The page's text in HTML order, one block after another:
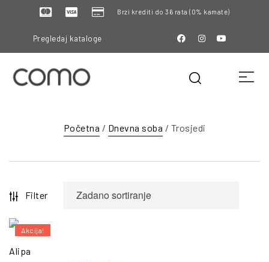
Brzi krediti do 36 rata (0% kamate)
Pregledaj kataloge
Početna / Dnevna soba / Trosjedi
Filter
Akcija!
Alipa